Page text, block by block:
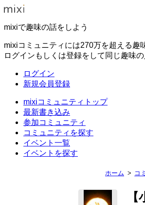
mixiで趣味の話をしよう
mixiコミュニティには270万を超える趣
ログインもしくは登録をして同じ趣味
ログイン
新規会員登録
mixiコミュニティトップ
最新書き込み
参加コミュニティ
コミュニティを探す
イベント一覧
イベントを探す
ホーム コ